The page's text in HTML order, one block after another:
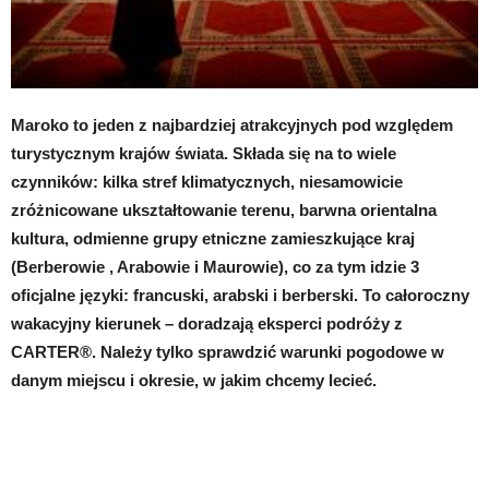
Maroko to jeden z najbardziej atrakcyjnych pod względem
turystycznym krajów świata. Składa się na to wiele
czynników: kilka stref klimatycznych, niesamowicie
zróżnicowane ukształtowanie terenu, barwna orientalna
kultura, odmienne grupy etniczne zamieszkujące kraj
(Berberowie , Arabowie i Maurowie), co za tym idzie 3
oficjalne języki: francuski, arabski i berberski. To całoroczny
wakacyjny kierunek – doradzają eksperci podróży z
CARTER®. Należy tylko sprawdzić warunki pogodowe w
danym miejscu i okresie, w jakim chcemy lecieć.